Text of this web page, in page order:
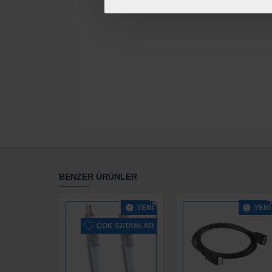
BENZER ÜRÜNLER
YENI
ÇOK SATANLAR
YENI